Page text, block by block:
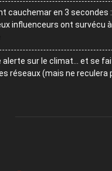
cauchemar en 3 secondes :
influenceurs ont survécu à
alerte sur le climat… et se
réseaux (mais ne reculera